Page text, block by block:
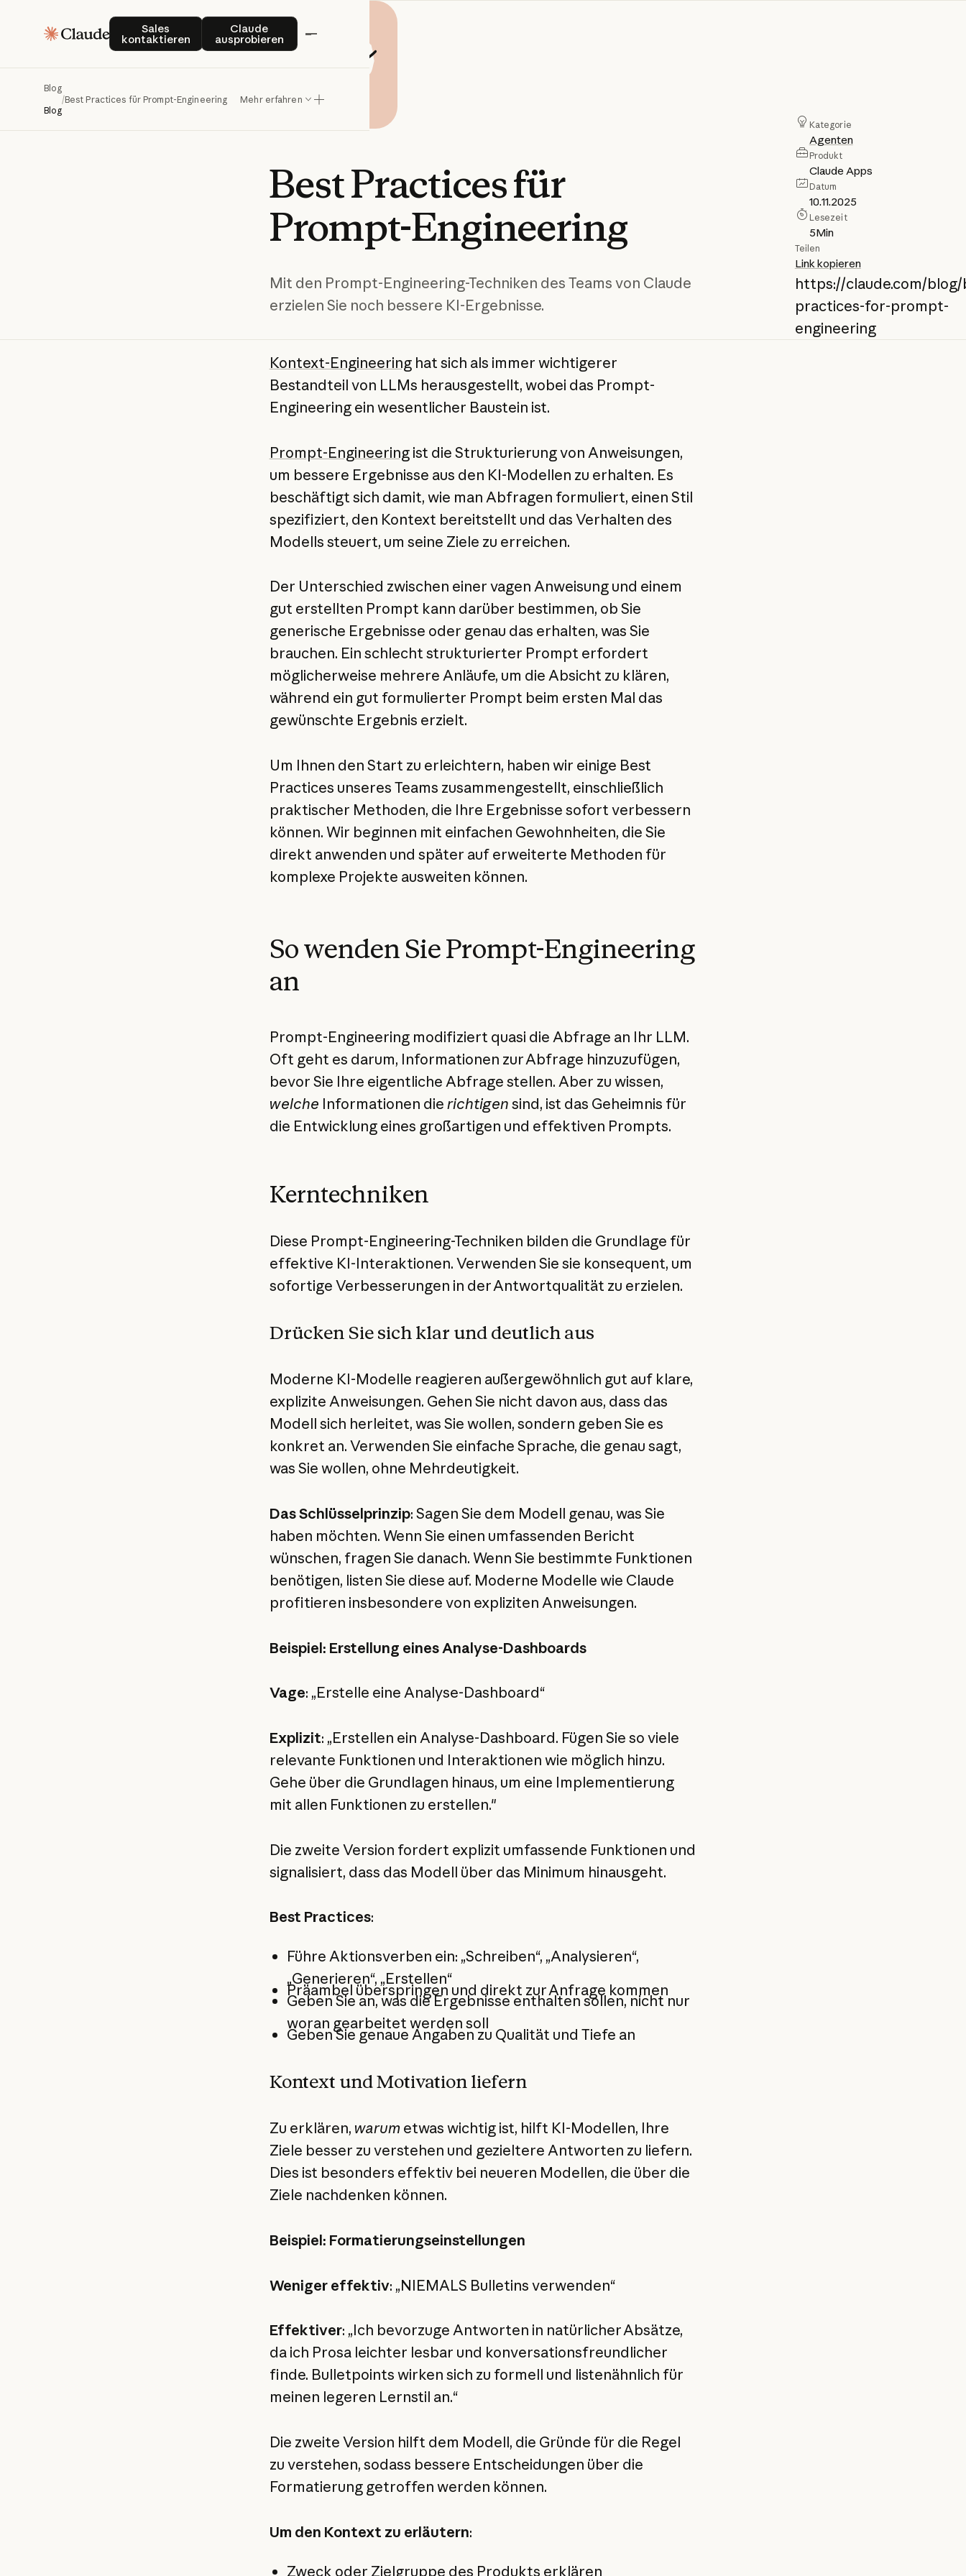
Sales
kontaktieren
Sales kontaktierenClaude
ausprobieren
Claude ausprobieren
Blog
Blog
/Best Practices für Prompt-Engineering Mehr erfahren
BestPracticesfür
Prompt-Engineering
Mit den Prompt-Engineering-Techniken des Teams von Claude
erzielen Sie noch bessere KI-Ergebnisse.
Kategorie
Agenten
Produkt
Claude Apps
Datum
10.11.2025
Lesezeit
5Min
Teilen
Link kopieren
https://claude.com/
practices-for-prompt-
engineering
Kontext-Engineeringhat sich als immer wichtigerer
Bestandteil von LLMs herausgestellt, wobei das Prompt-
Engineering ein wesentlicher Baustein ist.
Prompt-Engineeringist die Strukturierung von Anweisungen,
um bessere Ergebnisse aus den KI-Modellen zu erhalten. Es
beschäftigt sich damit, wie man Abfragen formuliert, einen Stil
spezifiziert, den Kontext bereitstellt und das Verhalten des
Modells steuert, um seine Ziele zu erreichen.
Der Unterschied zwischen einer vagen Anweisung und einem
gut erstellten Prompt kann darüber bestimmen, ob Sie
generische Ergebnisse oder genau das erhalten, was Sie
brauchen. Ein schlecht strukturierter Prompt erfordert
möglicherweise mehrere Anläufe, um die Absicht zu klären,
während ein gut formulierter Prompt beim ersten Mal das
gewünschte Ergebnis erzielt.
Um Ihnen den Start zu erleichtern, haben wir einige Best
Practices unseres Teams zusammengestellt, einschließlich
praktischer Methoden, die Ihre Ergebnisse sofort verbessern
können. Wir beginnen mit einfachen Gewohnheiten, die Sie
direkt anwenden und später auf erweiterte Methoden für
komplexe Projekte ausweiten können.
So wenden Sie Prompt-Engineering
an
Prompt-Engineering modifiziert quasi die Abfrage an Ihr LLM.
Oft geht es darum, Informationen zur Abfrage hinzuzufügen,
bevor Sie Ihre eigentliche Abfrage stellen. Aber zu wissen,
welche Informationen die richtigen sind, ist das Geheimnis für
die Entwicklung eines großartigen und effektiven Prompts.
Kerntechniken
Diese Prompt-Engineering-Techniken bilden die Grundlage für
effektive KI-Interaktionen. Verwenden Sie sie konsequent, um
sofortige Verbesserungen in der Antwortqualität zu erzielen.
Drücken Sie sich klar und deutlich aus
Moderne KI-Modelle reagieren außergewöhnlich gut auf klare,
explizite Anweisungen. Gehen Sie nicht davon aus, dass das
Modell sich herleitet, was Sie wollen, sondern geben Sie es
konkret an. Verwenden Sie einfache Sprache, die genau sagt,
was Sie wollen, ohne Mehrdeutigkeit.
Das Schlüsselprinzip: Sagen Sie dem Modell genau, was Sie
haben möchten. Wenn Sie einen umfassenden Bericht
wünschen, fragen Sie danach. Wenn Sie bestimmte Funktionen
benötigen, listen Sie diese auf. Moderne Modelle wie Claude
profitieren insbesondere von expliziten Anweisungen.
Beispiel: Erstellung eines Analyse-Dashboards
Vage: „Erstelle eine Analyse-Dashboard“
Explizit: „Erstellen ein Analyse-Dashboard. Fügen Sie so viele
relevante Funktionen und Interaktionen wie möglich hinzu.
Gehe über die Grundlagen hinaus, um eine Implementierung
mit allen Funktionen zu erstellen."
Die zweite Version fordert explizit umfassende Funktionen und
signalisiert, dass das Modell über das Minimum hinausgeht.
Best Practices:
Führe Aktionsverben ein: „Schreiben“, „Analysieren“,
„Generieren“, „Erstellen“
Präambel überspringen und direkt zur Anfrage kommen
Geben Sie an, was die Ergebnisse enthalten sollen, nicht nur
woran gearbeitet werden soll
Geben Sie genaue Angaben zu Qualität und Tiefe an
Kontext und Motivation liefern
Zu erklären, warumetwas wichtig ist, hilft KI-Modellen, Ihre
Ziele besser zu verstehen und gezieltere Antworten zu liefern.
Dies ist besonders effektiv bei neueren Modellen, die über die
Ziele nachdenken können.
Beispiel: Formatierungseinstellungen
Weniger effektiv: „NIEMALS Bulletins verwenden“
Effektiver: „Ich bevorzuge Antworten in natürlicher Absätze,
da ich Prosa leichter lesbar und konversationsfreundlicher
finde. Bulletpoints wirken sich zu formell und listenähnlich für
meinen legeren Lernstil an.“
Die zweite Version hilft dem Modell, die Gründe für die Regel
zu verstehen, sodass bessere Entscheidungen über die
Formatierung getroffen werden können.
Um den Kontext zu erläutern:
Zweck oder Zielgruppe des Produkts erklären